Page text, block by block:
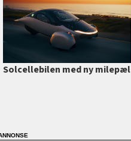
Solcellebilen med ny milepæl